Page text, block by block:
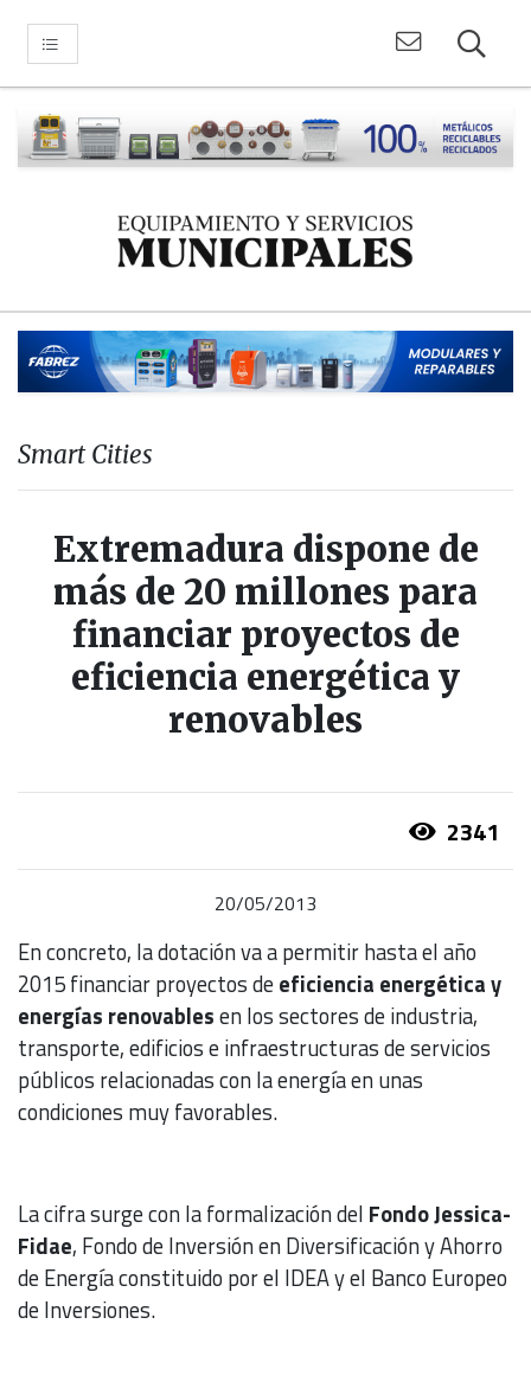
Smart Cities
Extremadura dispone de
más de 20 millones para
financiar proyectos de
eficiencia energética y
renovables
2341
20/05/2013
En concreto, la dotación va a permitir hasta el año
2015 financiar proyectos deeficiencia energética y
energías renovablesen los sectores de industria,
transporte, edificios e infraestructuras de servicios
públicos relacionadas con la energía en unas
condiciones muy favorables.
La cifra surge con la formalización del Fondo Jessica-
Fidae, Fondo de Inversión en Diversificación y Ahorro
de Energía constituido por el IDEA y el Banco Europeo
de Inversiones.